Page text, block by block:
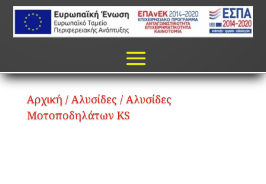
Αρχική / Αλυσίδες / Αλυσίδες
Μοτοποδηλάτων KS